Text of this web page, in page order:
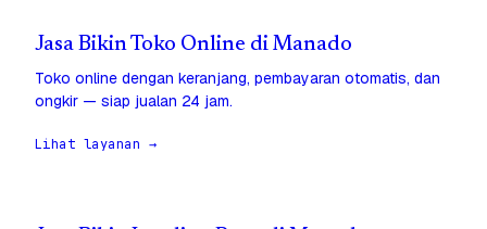
Jasa Bikin Toko Online di Manado
Toko online dengan keranjang, pembayaran otomatis, dan
ongkir — siap jualan 24 jam.
Lihat layanan →